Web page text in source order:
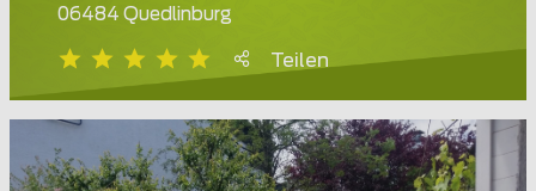
06484 Quedlinburg
Teilen